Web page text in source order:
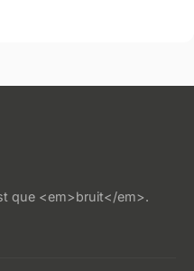
que <em>bruit</em>.